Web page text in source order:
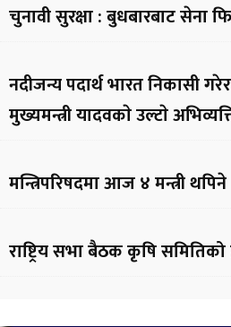
चुनावी सुरक्षा : बुधबारबाट सेना
नदीजन्य पदार्थ भारत निकासी
मुख्यमन्त्री यादवकाे उल्टाे
मन्त्रिपरिषदमा आज ४ मन्त्री थपिने
राष्ट्रिय सभा बैठक कृषि